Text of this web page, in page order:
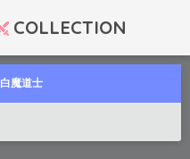
COLLECTION
白魔道士